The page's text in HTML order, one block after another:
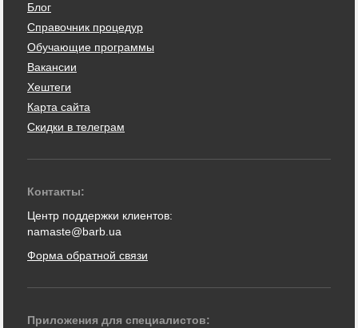
Блог
Справочник процедур
Обучающие программы
Вакансии
Хештеги
Карта сайта
Скидки в телеграм
Контакты:
Центр поддержки клиентов:
namaste@barb.ua
Форма обратной связи
Приложения для специалистов: